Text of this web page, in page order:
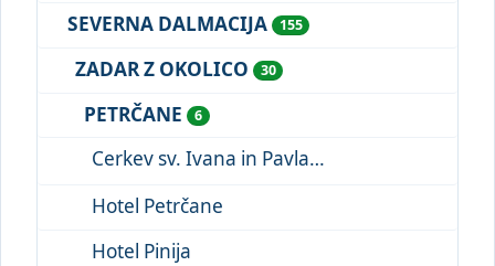
SEVERNA DALMACIJA 155
ZADAR Z OKOLICO 30
PETRČANE 6
Cerkev sv. Ivana in Pavla
Hotel Petrčane
Hotel Pinija